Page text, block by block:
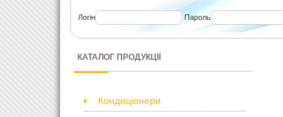
Логін Пароль
КАТАЛОГ ПРОДУКЦІЇ
Кондиціонери